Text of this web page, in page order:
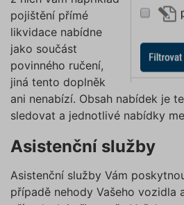
pojištění přímé
likvidace nabídne
jako součást
povinného ručení,
jiná tento doplněk
ani nenabízí. Obsah nabídek je
sledovat a jednotlivé nabídky
Asistenční služby
Asistenční služby Vám
případě nehody Vašeho vozidla